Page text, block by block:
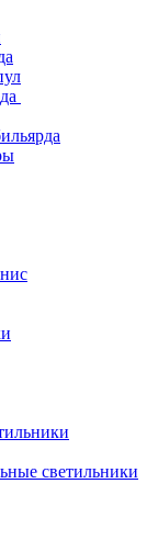
светильники